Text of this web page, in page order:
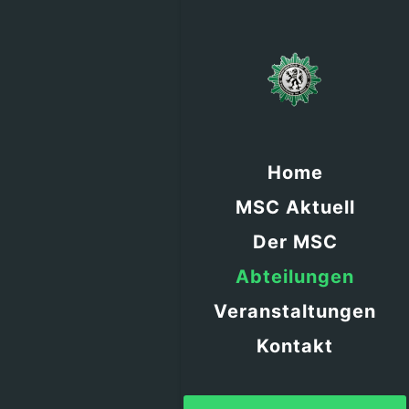
Home
MSC Aktuell
Der MSC
Abteilungen
Veranstaltungen
Kontakt